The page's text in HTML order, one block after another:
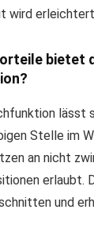
wird
bietet
lässt
Stelle im
an nicht
erlaubt.
und